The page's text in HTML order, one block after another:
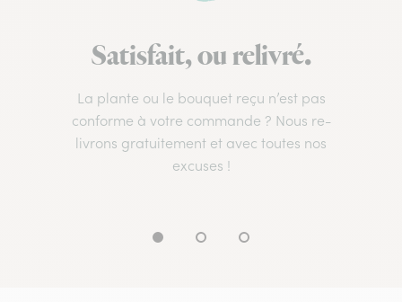
Satisfait, ou relivré.
La plante ou le bouquet reçu n’est pas
conforme à votre commande ? Nous re-
livrons gratuitement et avec toutes nos
excuses !